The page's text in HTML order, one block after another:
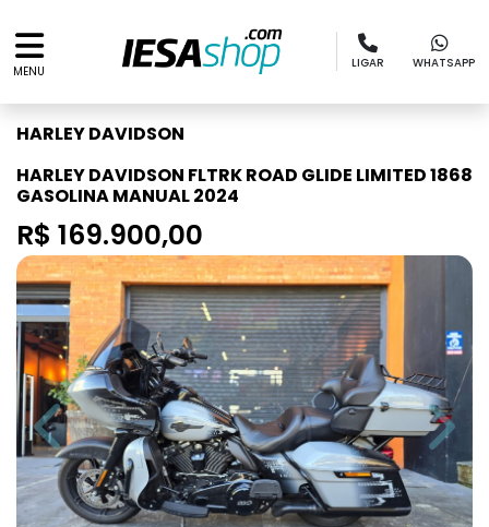
MENU
LIGAR WHATSAPP
HARLEY DAVIDSON
HARLEY DAVIDSON FLTRK ROAD GLIDE LIMITED 1868
GASOLINA MANUAL 2024
R$ 169.900,00
Previous Next